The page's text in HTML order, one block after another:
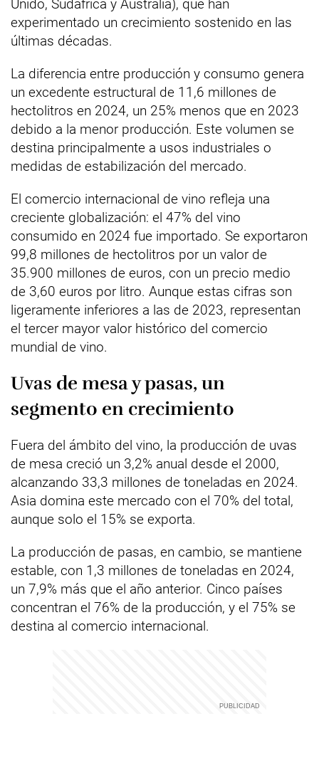
Unido, Sudáfrica y Australia), que han
experimentado un crecimiento sostenido en las
últimas décadas.
La diferencia entre producción y consumo genera
un excedente estructural de 11,6 millones de
hectolitros en 2024, un 25% menos que en 2023
debido a la menor producción. Este volumen se
destina principalmente a usos industriales o
medidas de estabilización del mercado.
El comercio internacional de vino refleja una
creciente globalización: el 47% del vino
consumido en 2024 fue importado. Se exportaron
99,8 millones de hectolitros por un valor de
35.900 millones de euros, con un precio medio
de 3,60 euros por litro. Aunque estas cifras son
ligeramente inferiores a las de 2023, representan
el tercer mayor valor histórico del comercio
mundial de vino.
Uvas de mesa y pasas, un
segmento en crecimiento
Fuera del ámbito del vino, la producción de uvas
de mesa creció un 3,2% anual desde el 2000,
alcanzando 33,3 millones de toneladas en 2024.
Asia domina este mercado con el 70% del total,
aunque solo el 15% se exporta.
La producción de pasas, en cambio, se mantiene
estable, con 1,3 millones de toneladas en 2024,
un 7,9% más que el año anterior. Cinco países
concentran el 76% de la producción, y el 75% se
destina al comercio internacional.